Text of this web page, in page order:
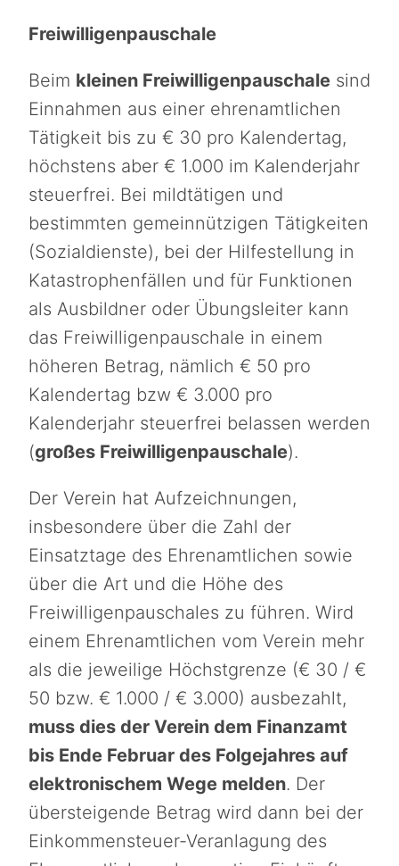
Freiwilligenpauschale
Beim kleinen Freiwilligenpauschale sind
Einnahmen aus einer ehrenamtlichen
Tätigkeit bis zu € 30 pro Kalendertag,
höchstens aber € 1.000 im Kalenderjahr
steuerfrei. Bei mildtätigen und
bestimmten gemeinnützigen Tätigkeiten
(Sozialdienste), bei der Hilfestellung in
Katastrophenfällen und für Funktionen
als Ausbildner oder Übungsleiter kann
das Freiwilligenpauschale in einem
höheren Betrag, nämlich € 50 pro
Kalendertag bzw € 3.000 pro
Kalenderjahr steuerfrei belassen werden
(großes Freiwilligenpauschale).
Der Verein hat Aufzeichnungen,
insbesondere über die Zahl der
Einsatztage des Ehrenamtlichen sowie
über die Art und die Höhe des
Freiwilligenpauschales zu führen. Wird
einem Ehrenamtlichen vom Verein mehr
als die jeweilige Höchstgrenze (€ 30 / €
50 bzw. € 1.000 / € 3.000) ausbezahlt,
muss dies der Verein dem Finanzamt
bis Ende Februar des Folgejahres auf
elektronischem Wege melden. Der
übersteigende Betrag wird dann bei der
Einkommensteuer-Veranlagung des